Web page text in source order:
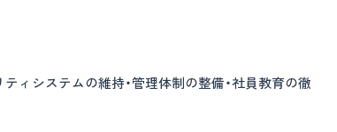
ィシステムの維持・管理体制の整備・社員教育の徹